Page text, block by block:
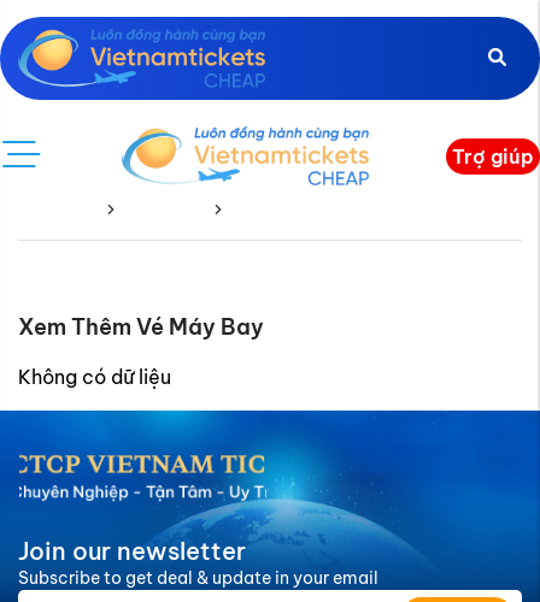
Trợ giúp
Xem Thêm Vé Máy Bay
Không có dữ liệu
Join our newsletter
Subscribe to get deal & update in your email